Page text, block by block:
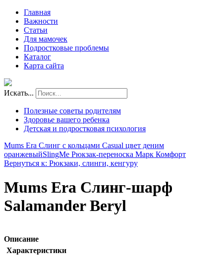
Главная
Важности
Статьи
Для мамочек
Подростковые проблемы
Каталог
Карта сайта
Искать...
Полезные советы родителям
Здоровье вашего ребенка
Детская и подростковая психология
Mums Era Слинг с кольцами Casual цвет деним
оранжевыйSlingMe Рюкзак-переноска Марк Комфорт
Вернуться к: Рюкзаки, слинги, кенгуру
Mums Era Слинг-шарф
Salamander Beryl
Описание
Характеристики